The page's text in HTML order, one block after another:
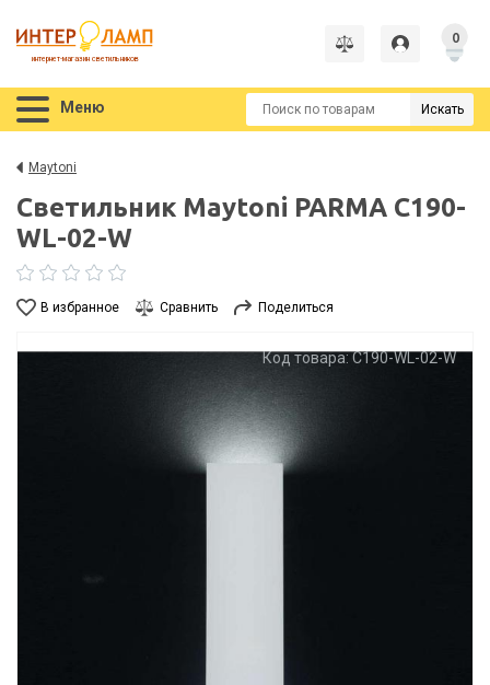
интернет-магазин светильников
0
Меню Искать
Maytoni
Светильник Maytoni PARMA C190-
WL-02-W
В избранное Сравнить Поделиться
Код товара: C190-WL-02-W